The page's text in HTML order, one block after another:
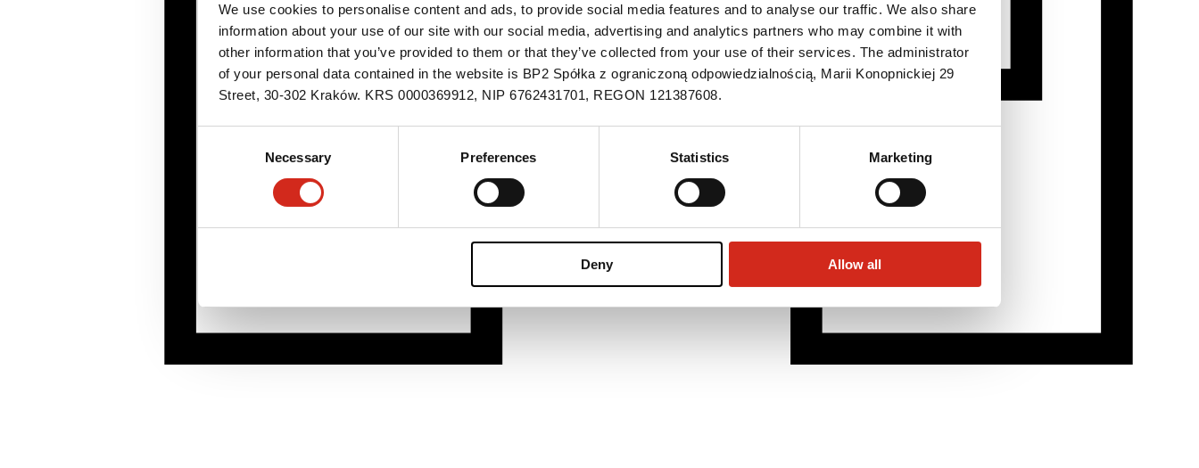
We use cookies to personalise content and ads, to provide social media features and to analyse our traffic. We also share
information about your use of our site with our social media, advertising and analytics partners who may combine it with
other information that you’ve provided to them or that they’ve collected from your use of their services. The administrator
of your personal data contained in the website is BP2 Spółka z ograniczoną odpowiedzialnością, Marii Konopnickiej 29
Street, 30-302 Kraków. KRS 0000369912, NIP 6762431701, REGON 121387608.
Necessary Preferences Statistics Marketing
Deny Allow all